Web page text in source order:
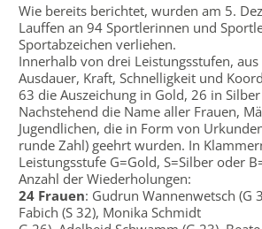
Wie bereits berichtet, wurden am 5.
Lauffen an 94 Sportlerinnen und
Sportabzeichen verliehen.
Innerhalb von drei Leistungsstufen,
Ausdauer, Kraft, Schnelligkeit und
63 die Auszeichung in Gold, 26 in
Nachstehend die Name aller Frauen,
Jugendlichen, die in Form von
runde Zahl) geehrt wurden. In
Leistungsstufe G=Gold, S=Silber oder
Anzahl der Wiederholungen:
24 Frauen: Gudrun Wannenwetsch (G
Fabich (S 32), Monika Schmidt